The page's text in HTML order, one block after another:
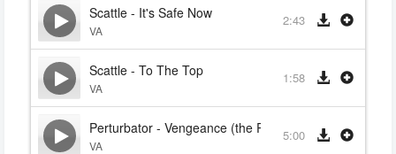
Scattle - It's Safe Now
VA
2:43
Scattle - To The Top
VA
1:58
Perturbator - Vengeance (the Return Of The Night
VA
5:00